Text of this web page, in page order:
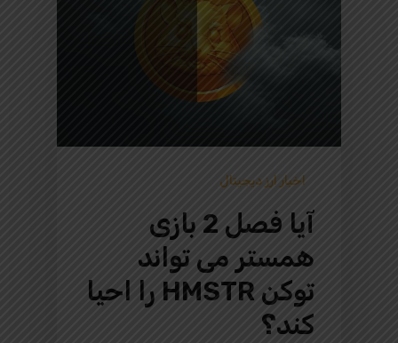
اخبار ارز دیجیتال
آیا فصل 2 بازی
همستر می تواند
توکن HMSTR را احیا
کند؟